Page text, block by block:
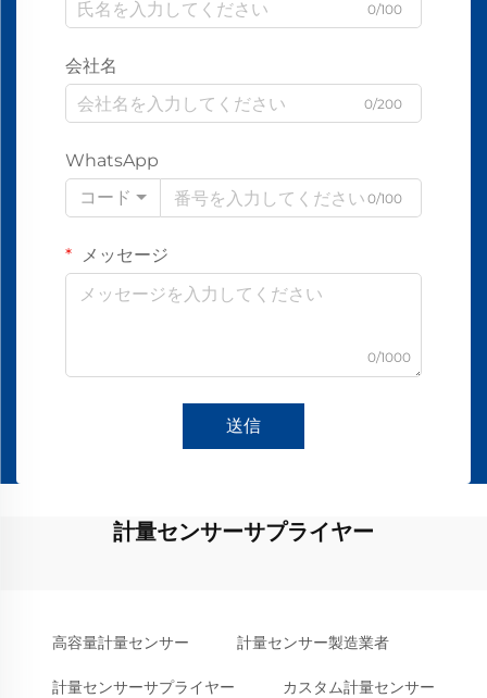
0/100
会社名
0/200
WhatsApp
コード
0/100
メッセージ
0/1000
送信
計量センサーサプライヤー
高容量計量センサー 計量センサー製造業者
計量センサーサプライヤー カスタム計量センサー